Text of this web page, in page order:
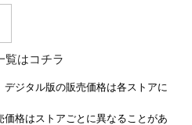
覧はコチラ
ジタル版の販売価格は各ストアに
格はストアごとに異なることがあ